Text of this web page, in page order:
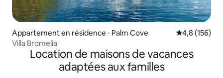
Appartement en résidence ⋅ Palm Cove Évaluation
4,8 (156)
Villa Bromelia
Location de maisons de vacances
adaptées aux familles